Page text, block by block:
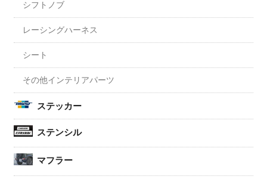
シフトノブ
レーシングハーネス
シート
その他インテリアパーツ
ステッカー
ステンシル
マフラー